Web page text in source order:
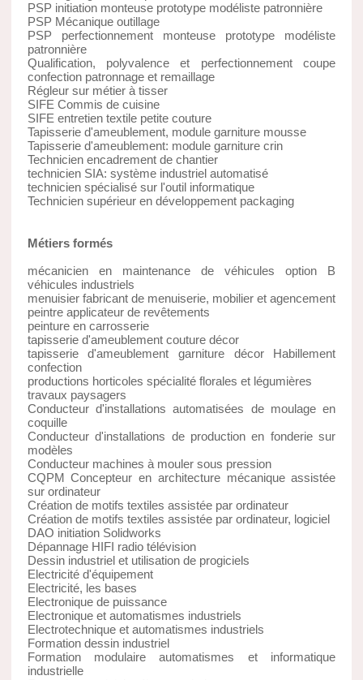
PSP initiation monteuse prototype modéliste patronnière
PSP Mécanique outillage
PSP perfectionnement monteuse prototype modéliste
patronnière
Qualification, polyvalence et perfectionnement coupe
confection patronnage et remaillage
Régleur sur métier à tisser
SIFE Commis de cuisine
SIFE entretien textile petite couture
Tapisserie d'ameublement, module garniture mousse
Tapisserie d'ameublement: module garniture crin
Technicien encadrement de chantier
technicien SIA: système industriel automatisé
technicien spécialisé sur l'outil informatique
Technicien supérieur en développement packaging
Métiers formés
mécanicien en maintenance de véhicules option B
véhicules industriels
menuisier fabricant de menuiserie, mobilier et agencement
peintre applicateur de revêtements
peinture en carrosserie
tapisserie d'ameublement couture décor
tapisserie d'ameublement garniture décor Habillement
confection
productions horticoles spécialité florales et légumières
travaux paysagers
Conducteur d'installations automatisées de moulage en
coquille
Conducteur d'installations de production en fonderie sur
modèles
Conducteur machines à mouler sous pression
CQPM Concepteur en architecture mécanique assistée
sur ordinateur
Création de motifs textiles assistée par ordinateur
Création de motifs textiles assistée par ordinateur, logiciel
DAO initiation Solidworks
Dépannage HIFI radio télévision
Dessin industriel et utilisation de progiciels
Electricité d'équipement
Electricité, les bases
Electronique de puissance
Electronique et automatismes industriels
Electrotechnique et automatismes industriels
Formation dessin industriel
Formation modulaire automatismes et informatique
industrielle